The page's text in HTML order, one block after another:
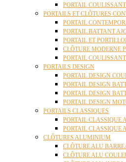
PORTAIL
PORTAILS ET CLÔTURES
PORTAIL
PORTAIL BATTANT
PORTAIL ET
CLÔTURE MODERNE
PORTAIL
PORTAILS DESIGN
PORTAIL DESIGN
PORTAIL DESIGN
PORTAIL DESIGN
PORTAIL DESIGN
PORTAILS CLASSIQUES
PORTAIL CLASSIQUE
PORTAIL CLASSIQUE
CLÔTURES ALUMINIUM
CLÔTURE ALU
CLÔTURE ALU